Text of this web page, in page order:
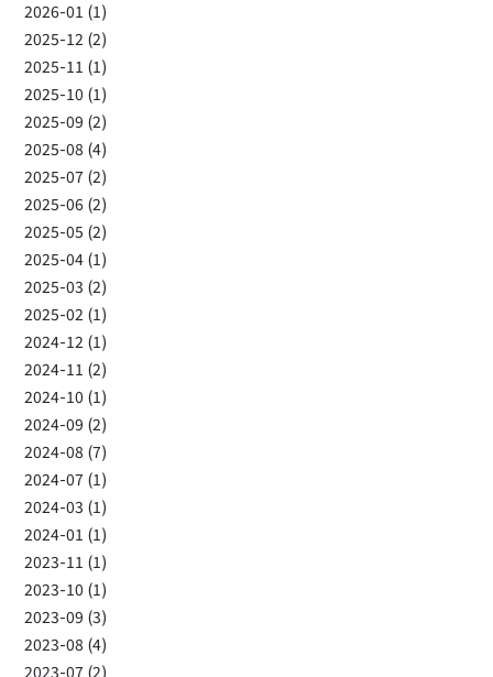
2026-01 (1)
2025-12 (2)
2025-11 (1)
2025-10 (1)
2025-09 (2)
2025-08 (4)
2025-07 (2)
2025-06 (2)
2025-05 (2)
2025-04 (1)
2025-03 (2)
2025-02 (1)
2024-12 (1)
2024-11 (2)
2024-10 (1)
2024-09 (2)
2024-08 (7)
2024-07 (1)
2024-03 (1)
2024-01 (1)
2023-11 (1)
2023-10 (1)
2023-09 (3)
2023-08 (4)
2023-07 (2)